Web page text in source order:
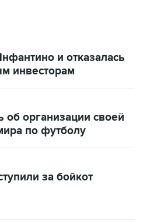
и отказалась
инвесторам
об организации своей
по футболу
за бойкот